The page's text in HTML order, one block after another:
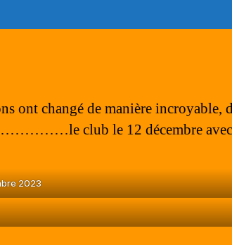
ont changé de manière incroyable,
club le 12 décembre avec
2023